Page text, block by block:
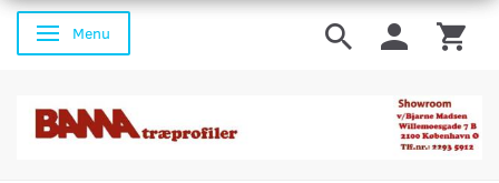
Skifte navigation
Menu